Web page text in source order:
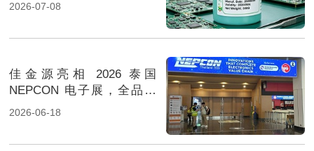
2026-07-08
佳金源亮相 2026 泰国
NEPCON 电子展，全品类
焊料重磅展出，高性能锡膏
2026-06-18